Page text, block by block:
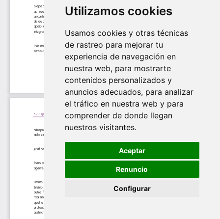
Utilizamos cookies
Usamos cookies y otras técnicas
de rastreo para mejorar tu
experiencia de navegación en
nuestra web, para mostrarte
contenidos personalizados y
anuncios adecuados, para analizar
el tráfico en nuestra web y para
comprender de donde llegan
nuestros visitantes.
Aceptar
Renuncio
Configurar